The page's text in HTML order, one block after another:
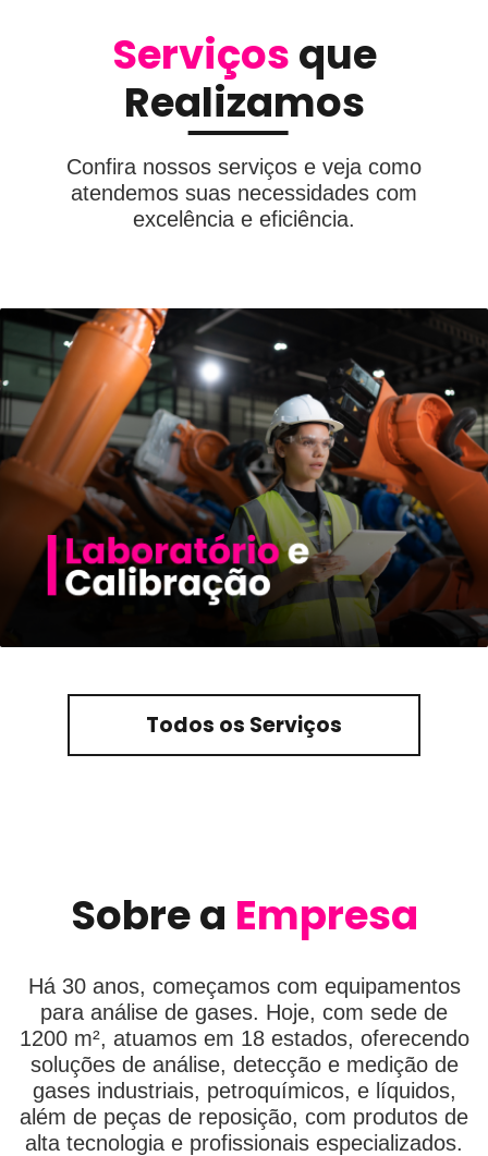
Serviçosque
Realizamos
Confira nossos serviços e veja como
atendemos suas necessidades com
excelência e eficiência.
Todos os Serviços
Sobre a Empresa
Há 30 anos, começamos com equipamentos
para análise de gases. Hoje, com sede de
1200 m², atuamos em 18 estados, oferecendo
soluções de análise, detecção e medição de
gases industriais, petroquímicos, e líquidos,
além de peças de reposição, com produtos de
alta tecnologia e profissionais especializados.